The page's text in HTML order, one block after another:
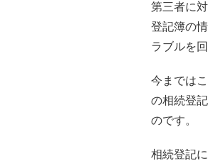
第三者に
登記簿の
ラブルを
今までは
の相続登
のです。
相続登記